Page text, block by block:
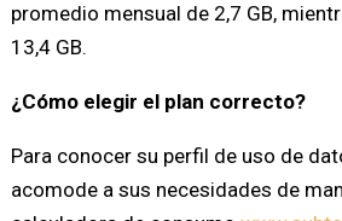
promedio mensual de 2,7 GB,
13,4 GB.
¿Cómo elegir el plan correcto?
Para conocer su perfil de uso de
acomode a sus necesidades de